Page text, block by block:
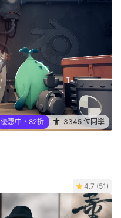
優惠中・82折 3345 位同學
4.7 (51)